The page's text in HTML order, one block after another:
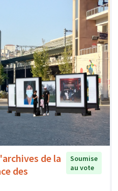
de la
des
Soumise
au vote